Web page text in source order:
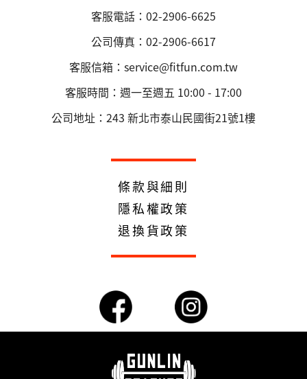
客服電話：02-2906-6625
公司傳真：02-2906-6617
客服信箱：service@fitfun.com.tw
客服時間：週一至週五 10:00 - 17:00
公司地址：243 新北市泰山民國街21號1樓
條款與細則
隱私權政策
退換貨政策